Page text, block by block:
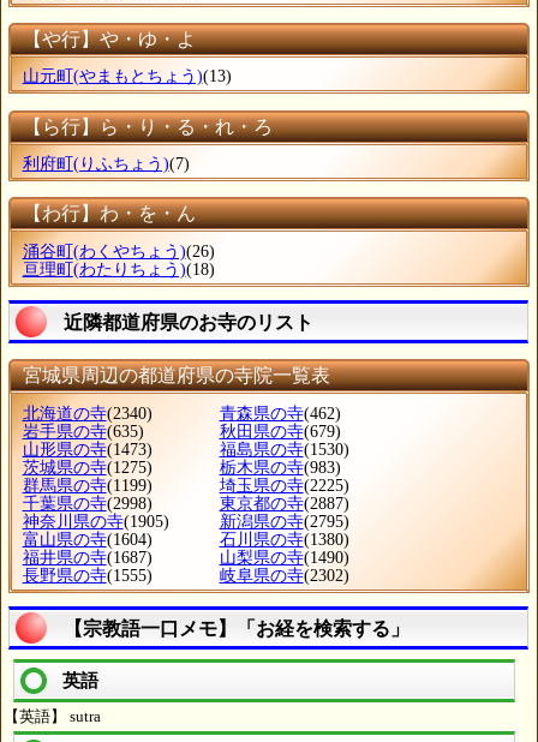
【や行】や・ゆ・よ
山元町 (やまもとちょう)(13)
【ら行】ら・り・る・れ・ろ
利府町 (りふちょう)(7)
【わ行】わ・を・ん
涌谷町 (わくやちょう)(26)
亘理町 (わたりちょう)(18)
近隣都道府県のお寺のリスト
宮城県周辺の都道府県の寺院一覧表
北海道の寺(2340) 青森県の寺(462)
岩手県の寺(635) 秋田県の寺(679)
山形県の寺(1473) 福島県の寺(1530)
茨城県の寺(1275) 栃木県の寺(983)
群馬県の寺(1199) 埼玉県の寺(2225)
千葉県の寺(2998) 東京都の寺(2887)
神奈川県の寺(1905) 新潟県の寺(2795)
富山県の寺(1604) 石川県の寺(1380)
福井県の寺(1687) 山梨県の寺(1490)
長野県の寺(1555) 岐阜県の寺(2302)
【宗教語一口メモ】「お経を検索する」
英語
【英語】 sutra